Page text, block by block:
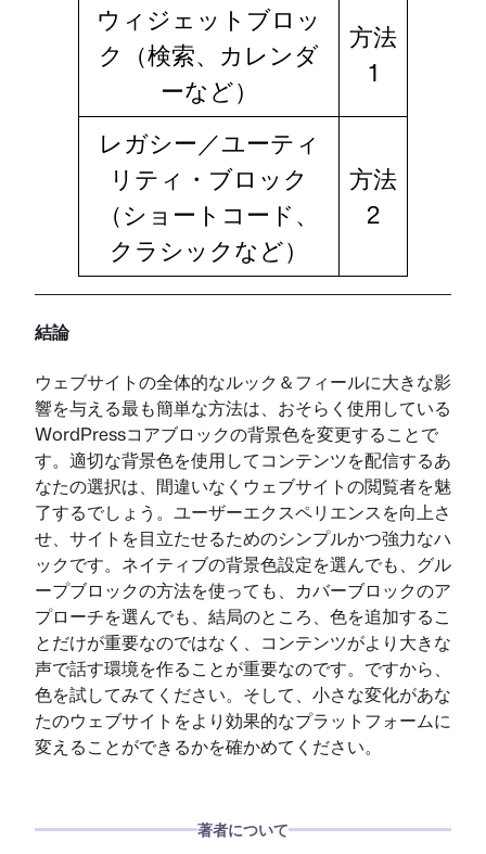
ウィジェットブロッ
ク（検索、カレンダ
ーなど）
方法
1
レガシー／ユーティ
リティ・ブロック
（ショートコード、
クラシックなど）
方法
2
結論
ウェブサイトの全体的なルック＆フィールに大きな影
響を与える最も簡単な方法は、おそらく使用している
WordPressコアブロックの背景色を変更することで
す。適切な背景色を使用してコンテンツを配信するあ
なたの選択は、間違いなくウェブサイトの閲覧者を魅
了するでしょう。ユーザーエクスペリエンスを向上さ
せ、サイトを目立たせるためのシンプルかつ強力なハ
ックです。ネイティブの背景色設定を選んでも、グル
ープブロックの方法を使っても、カバーブロックのア
プローチを選んでも、結局のところ、色を追加するこ
とだけが重要なのではなく、コンテンツがより大きな
声で話す環境を作ることが重要なのです。ですから、
色を試してみてください。そして、小さな変化があな
たのウェブサイトをより効果的なプラットフォームに
変えることができるかを確かめてください。
著者について